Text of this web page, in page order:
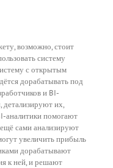
возможно, стоит
систему
с открытым
дорабатывать под
и BI-
детализируют их,
аналитики помогают
сами анализируют
увеличить прибыль
дорабатывают
к ней, и решают